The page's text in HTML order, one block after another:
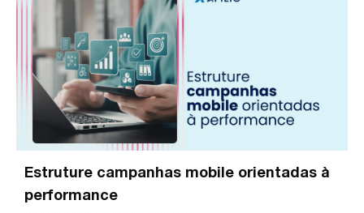
Estruture campanhas mobile orientadas à
performance